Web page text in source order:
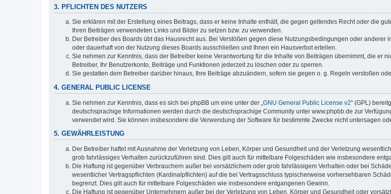
3. PFLICHTEN DES NUTZERS
Sie erklären mit der Erstellung eines Beitrags, dass er keine Inhalte enthält, die gegen geltendes Recht oder die
Ihren Beiträgen verwendeten Links und Bilder zu setzen bzw. zu verwenden.
Der Betreiber des Boards übt das Hausrecht aus. Bei Verstößen gegen diese Nutzungsbedingungen oder
oder dauerhaft von der Nutzung dieses Boards ausschließen und Ihnen ein Hausverbot erteilen.
Sie nehmen zur Kenntnis, dass der Betreiber keine Verantwortung für die Inhalte von Beiträgen übernimmt, die er
Betreiber, Ihr Benutzerkonto, Beiträge und Funktionen jederzeit zu löschen oder zu sperren.
Sie gestatten dem Betreiber darüber hinaus, Ihre Beiträge abzuändern, sofern sie gegen o. g. Regeln verstoßen
4. GENERAL PUBLIC LICENSE
Sie nehmen zur Kenntnis, dass es sich bei phpBB um eine unter der „ GNU General Public License v2“ (GPL)
deutschsprachige Informationen werden durch die deutschsprachige Community unter www.phpbb.de zur
verwendet wird. Sie können insbesondere die Verwendung der Software für bestimmte Zwecke nicht untersagen
5. GEWÄHRLEISTUNG
Der Betreiber haftet mit Ausnahme der Verletzung von Leben, Körper und Gesundheit und der Verletzung
grob fahrlässiges Verhalten zurückzuführen sind. Dies gilt auch für mittelbare Folgeschäden wie insbesondere
Die Haftung ist gegenüber Verbrauchern außer bei vorsätzlichem oder grob fahrlässigem Verhalten oder bei
wesentlicher Vertragspflichten (Kardinalpflichten) auf die bei Vertragsschluss typischerweise vorhersehbaren
begrenzt. Dies gilt auch für mittelbare Folgeschäden wie insbesondere entgangenen Gewinn.
Die Haftung ist gegenüber Unternehmern außer bei der Verletzung von Leben, Körper und Gesundheit oder